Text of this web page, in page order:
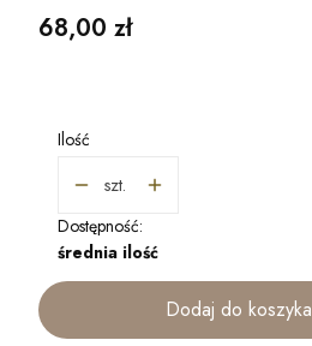
Cena
68,00 zł
Ilość
szt.
Dostępność:
średnia ilość
Dodaj do koszyka